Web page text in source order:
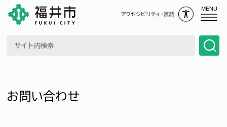
MENU
お問い合わせ